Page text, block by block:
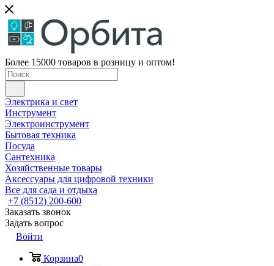
Более 15000 товаров в розницу и оптом!
Электрика и свет
Инструмент
Электроинструмент
Бытовая техника
Посуда
Сантехника
Хозяйственные товары
Аксессуары для цифровой техники
Все для сада и отдыха
+7 (8512) 200-600
Заказать звонок
Задать вопрос
Войти
Корзина0